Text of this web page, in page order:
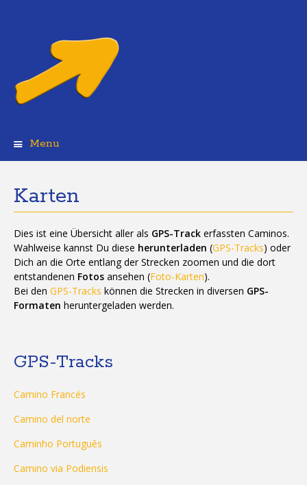
Menu
Karten
Dies ist eine Übersicht aller als GPS-Track erfassten Caminos.
Wahlweise kannst Du diese herunterladen (GPS-Tracks) oder
Dich an die Orte entlang der Strecken zoomen und die dort
entstandenen Fotos ansehen (Foto-Karten).
Bei den GPS-Tracks können die Strecken in diversen GPS-
Formaten heruntergeladen werden.
GPS-Tracks
Camino Francés
Camino del norte
Caminho Português
Camino via Podiensis